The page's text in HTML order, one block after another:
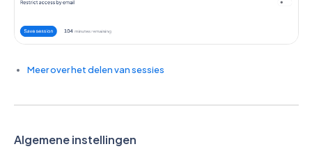
Meer over het delen van sessies
Algemene instellingen